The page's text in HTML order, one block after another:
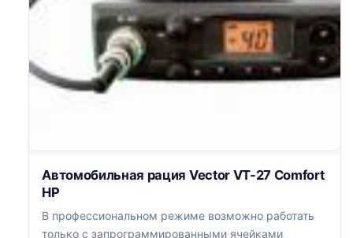
Автомобильная рация Vector VT-27 Comfort
HP
В профессиональном режиме возможно работать
только с запрограммированными ячейками